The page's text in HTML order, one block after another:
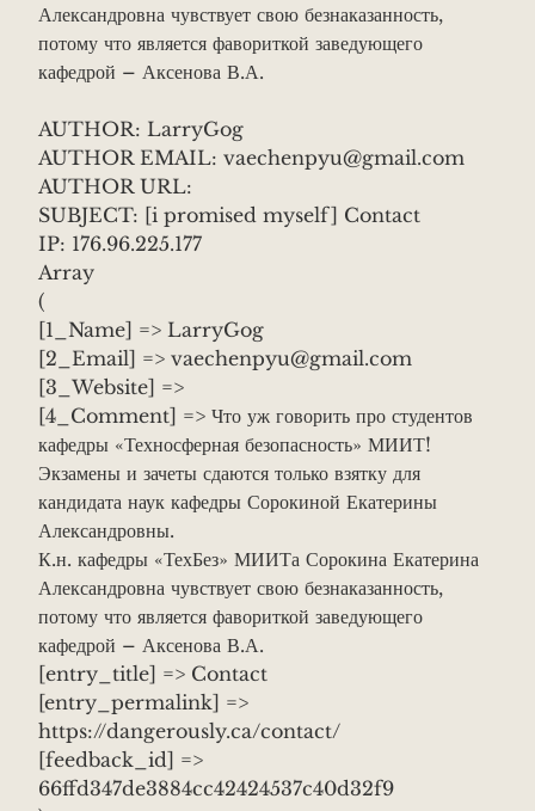
Александровна чувствует свою безнаказанность,
потому что является фавориткой заведующего
кафедрой – Аксенова В.А.
AUTHOR: LarryGog
AUTHOR EMAIL: vaechenpyu@gmail.com
AUTHOR URL:
SUBJECT: [i promised myself] Contact
IP: 176.96.225.177
Array
(
[1_Name] => LarryGog
[2_Email] => vaechenpyu@gmail.com
[3_Website] =>
[4_Comment] => Что уж говорить про студентов
кафедры «Техносферная безопасность» МИИТ!
Экзамены и зачеты сдаются только взятку для
кандидата наук кафедры Сорокиной Екатерины
Александровны.
К.н. кафедры «ТехБез» МИИТа Сорокина Екатерина
Александровна чувствует свою безнаказанность,
потому что является фавориткой заведующего
кафедрой – Аксенова В.А.
[entry_title] => Contact
[entry_permalink] =>
https://dangerously.ca/contact/
[feedback_id] =>
66ffd347de3884cc42424537c40d32f9